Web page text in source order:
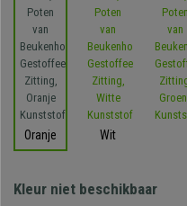
Oranje Wit
Kleur niet beschikbaar